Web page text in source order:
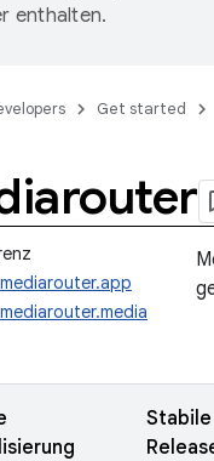
enthalten.
Get started
Stabile